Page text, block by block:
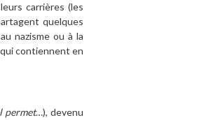
leurs carrières (les
quelques
nazisme ou à la
contiennent en
permet…), devenu